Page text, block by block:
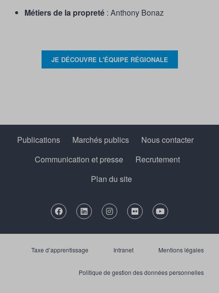
Métiers de la propreté : Anthony Bonaz
JE DÉCOUVRE L'ÉQUIPE RÉGIONALE
Publications Marchés publics
Nous contacter
Communication et presse
Recrutement
Plan du site
Taxe d’apprentissage Intranet Mentions légales
Politique de gestion des données personnelles